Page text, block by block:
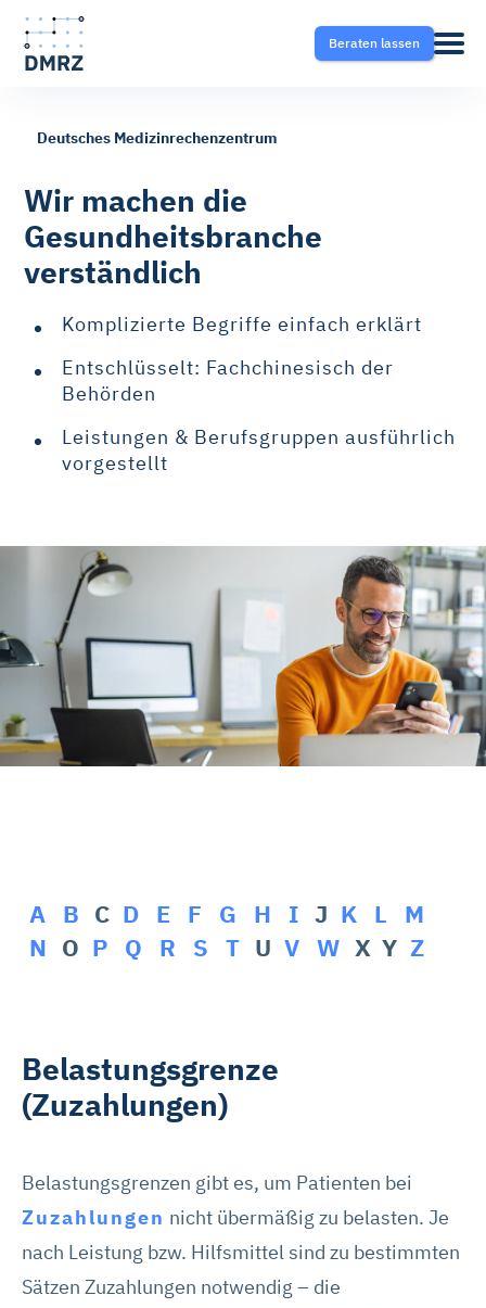
Beraten lassen
Krankentransport- und
Taxisoftware
Krankentransport-App
Fahrtvermittlung
Therapeutensoftware
Pflege-App
Vorfinanzierung
Telematikinfrastruktur (TI)
Krankentransport
Heilmittel
Hilfsmittel
Selektivverträge
FAQ
Ratgeber
Deutsches Medizinrechenzentrum
Wir machen die
Gesundheitsbranche
verständlich
Komplizierte Begriffe einfach erklärt
Entschlüsselt: Fachchinesisch der
Behörden
Leistungen & Berufsgruppen ausführlich
vorgestellt
A B C D E F G H I J K L
M
N O P Q R S T U V W X Y Z
Belastungsgrenze
(Zuzahlungen)
Belastungsgrenzen gibt es, um Patienten bei
Zuzahlungen nicht übermäßig zu belasten. Je
nach Leistung bzw. Hilfsmittel sind zu bestimmten
Sätzen Zuzahlungen notwendig – die